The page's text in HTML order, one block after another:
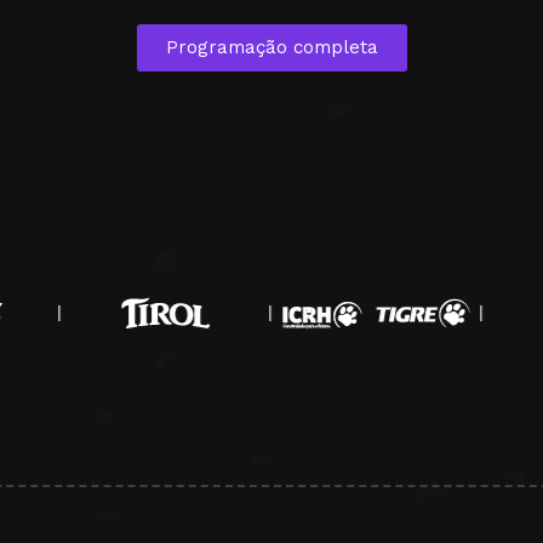
Programação completa
| |